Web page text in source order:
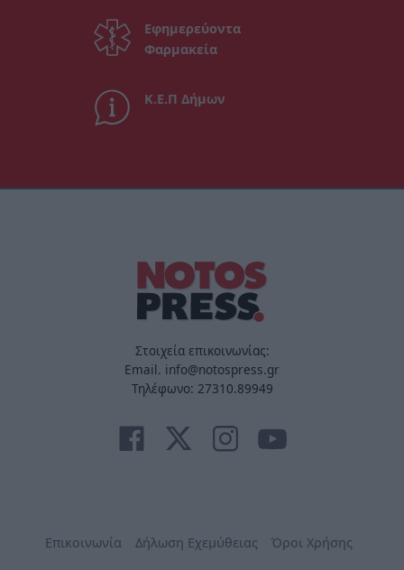
Εφημερεύοντα
Φαρμακεία
Κ.Ε.Π Δήμων
Στοιχεία επικοινωνίας:
Email. info@notospress.gr
Τηλέφωνο: 27310.89949
Επικοινωνία Δήλωση Εχεμύθειας Όροι Χρήσης